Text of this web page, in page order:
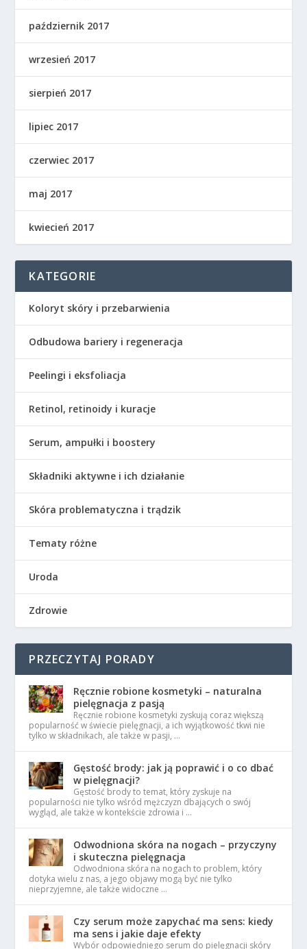
październik 2017
wrzesień 2017
sierpień 2017
lipiec 2017
czerwiec 2017
maj 2017
kwiecień 2017
KATEGORIE
Koloryt skóry i przebarwienia
Odbudowa bariery i regeneracja
Peelingi i eksfoliacja
Retinol, retinoidy i kuracje
Serum, ampułki i boostery
Składniki aktywne i ich działanie
Skóra problematyczna i trądzik
Tematy różne
Uroda
Zdrowie
PRZECZYTAJ PORADY
Ręcznie robione kosmetyki – naturalna
pielęgnacja z pasją
Ręcznie robione kosmetyki zyskują coraz większą
popularność w świecie pielęgnacji, a ich wyjątkowość tkwi nie
tylko w składnikach, ale także w pasji, …
Gęstość brody: jak ją poprawić i o co dbać
w pielęgnacji?
Gęstość brody to temat, który zyskuje na
popularności nie tylko wśród mężczyzn dbających o swój
wygląd, ale także w kontekście zdrowia i …
Odwodniona skóra na nogach – przyczyny
i skuteczna pielęgnacja
Odwodniona skóra na nogach to problem, który
dotyka wielu z nas, a jego objawy mogą być nie tylko
nieprzyjemne, ale także widoczne …
Czy serum może zapychać ma sens: kiedy
ma sens i jakie daje efekty
Wybór odpowiedniego serum do pielęgnacji skóry